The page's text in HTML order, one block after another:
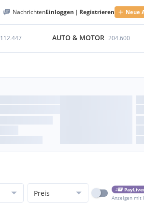
NachrichtenEinloggen | Registrieren Neue
112.447 AUTO & MOTOR 204.600
Preis
Anzeigen mit